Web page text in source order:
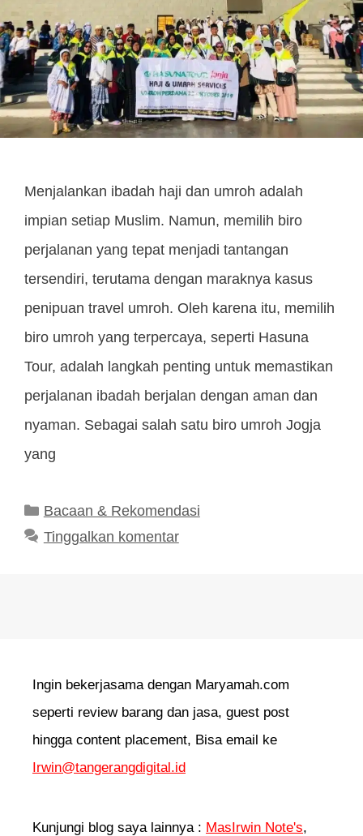
Menjalankan ibadah haji dan umroh adalah
impian setiap Muslim. Namun, memilih biro
perjalanan yang tepat menjadi tantangan
tersendiri, terutama dengan maraknya kasus
penipuan travel umroh. Oleh karena itu, memilih
biro umroh yang terpercaya, seperti Hasuna
Tour, adalah langkah penting untuk memastikan
perjalanan ibadah berjalan dengan aman dan
nyaman. Sebagai salah satu biro umroh Jogja
yang
Kategori
Bacaan & Rekomendasi
Tinggalkan komentar
Ingin bekerjasama dengan Maryamah.com
seperti review barang dan jasa, guest post
hingga content placement, Bisa email ke
Irwin@tangerangdigital.id
Kunjungi blog saya lainnya : MasIrwin Note's,